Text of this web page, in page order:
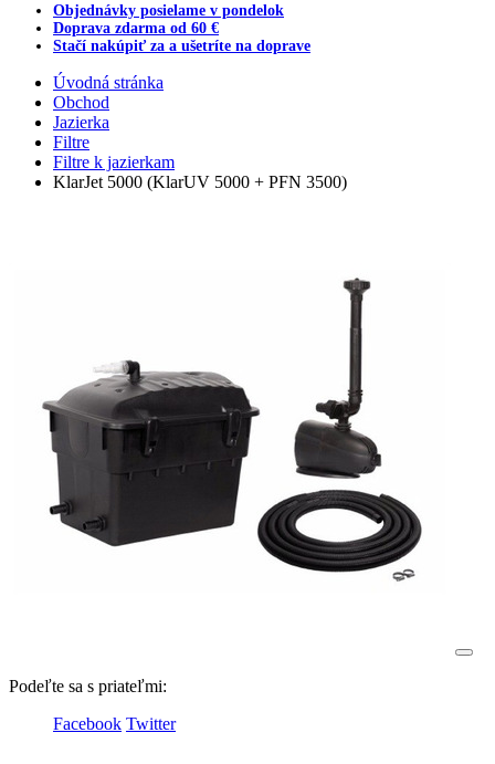
Objednávky posielame v pondelok
Doprava zdarma od 60 €
Stačí nakúpiť za a ušetríte na doprave
Úvodná stránka
Obchod
Jazierka
Filtre
Filtre k jazierkam
KlarJet 5000 (KlarUV 5000 + PFN 3500)
Podeľte sa s priateľmi:
Facebook Twitter